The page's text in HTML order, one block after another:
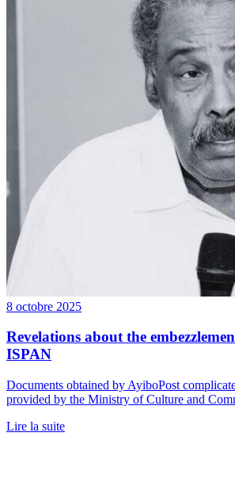
8 octobre 2025
Revelations about the
ISPAN
Documents obtained by AyiboPost
provided by the Ministry of Culture and
Lire la suite